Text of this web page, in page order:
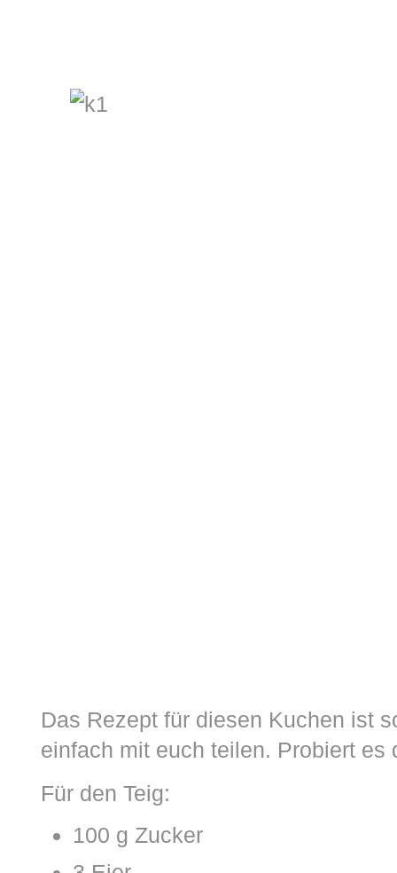
Das Rezept für diesen Kuchen ist
einfach mit euch teilen. Probiert
Für den Teig:
100 g Zucker